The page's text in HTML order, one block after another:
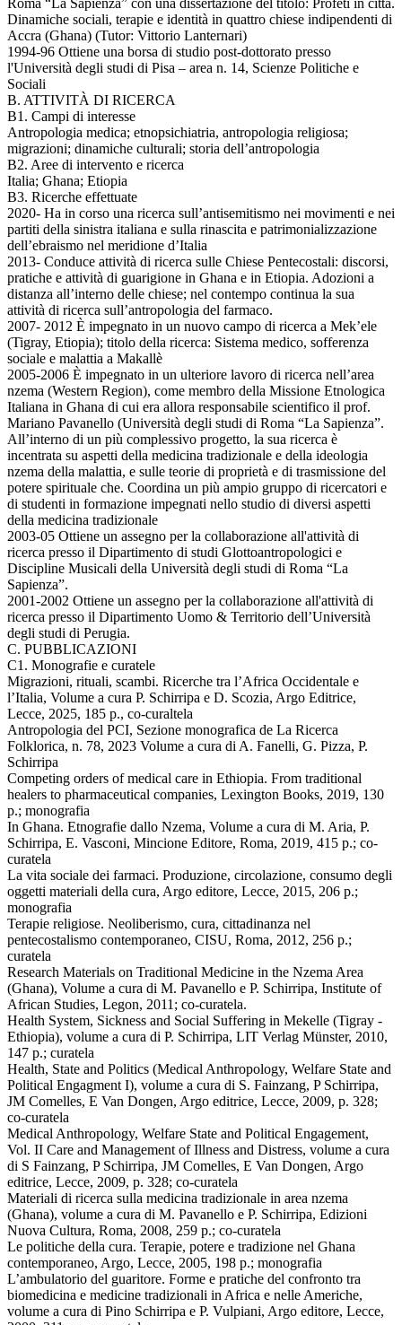
Dinamiche sociali, terapie e identità in quattro chiese indipendenti di
Accra (Ghana) (Tutor: Vittorio Lanternari)
1994-96 Ottiene una borsa di studio post-dottorato presso
l'Università degli studi di Pisa – area n. 14, Scienze Politiche e
Sociali
B. ATTIVITÀ DI RICERCA
B1. Campi di interesse
Antropologia medica; etnopsichiatria, antropologia religiosa;
migrazioni; dinamiche culturali; storia dell’antropologia
B2. Aree di intervento e ricerca
Italia; Ghana; Etiopia
B3. Ricerche effettuate
2020- Ha in corso una ricerca sull’antisemitismo nei movimenti e nei
partiti della sinistra italiana e sulla rinascita e patrimonializzazione
dell’ebraismo nel meridione d’Italia
2013- Conduce attività di ricerca sulle Chiese Pentecostali: discorsi,
pratiche e attività di guarigione in Ghana e in Etiopia. Adozioni a
distanza all’interno delle chiese; nel contempo continua la sua
attività di ricerca sull’antropologia del farmaco.
2007- 2012 È impegnato in un nuovo campo di ricerca a Mek’ele
(Tigray, Etiopia); titolo della ricerca: Sistema medico, sofferenza
sociale e malattia a Makallè
2005-2006 È impegnato in un ulteriore lavoro di ricerca nell’area
nzema (Western Region), come membro della Missione Etnologica
Italiana in Ghana di cui era allora responsabile scientifico il prof.
Mariano Pavanello (Università degli studi di Roma “La Sapienza”.
All’interno di un più complessivo progetto, la sua ricerca è
incentrata su aspetti della medicina tradizionale e della ideologia
nzema della malattia, e sulle teorie di proprietà e di trasmissione del
potere spirituale che. Coordina un più ampio gruppo di ricercatori e
di studenti in formazione impegnati nello studio di diversi aspetti
della medicina tradizionale
2003-05 Ottiene un assegno per la collaborazione all'attività di
ricerca presso il Dipartimento di studi Glottoantropologici e
Discipline Musicali della Università degli studi di Roma “La
Sapienza”.
2001-2002 Ottiene un assegno per la collaborazione all'attività di
ricerca presso il Dipartimento Uomo & Territorio dell’Università
degli studi di Perugia.
C. PUBBLICAZIONI
C1. Monografie e curatele
Migrazioni, rituali, scambi. Ricerche tra l’Africa Occidentale e
l’Italia, Volume a cura P. Schirripa e D. Scozia, Argo Editrice,
Lecce, 2025, 185 p., co-curaltela
Antropologia del PCI, Sezione monografica de La Ricerca
Folklorica, n. 78, 2023 Volume a cura di A. Fanelli, G. Pizza, P.
Schirripa
Competing orders of medical care in Ethiopia. From traditional
healers to pharmaceutical companies, Lexington Books, 2019, 130
p.; monografia
In Ghana. Etnografie dallo Nzema, Volume a cura di M. Aria, P.
Schirripa, E. Vasconi, Mincione Editore, Roma, 2019, 415 p.; co-
curatela
La vita sociale dei farmaci. Produzione, circolazione, consumo degli
oggetti materiali della cura, Argo editore, Lecce, 2015, 206 p.;
monografia
Terapie religiose. Neoliberismo, cura, cittadinanza nel
pentecostalismo contemporaneo, CISU, Roma, 2012, 256 p.;
curatela
Research Materials on Traditional Medicine in the Nzema Area
(Ghana), Volume a cura di M. Pavanello e P. Schirripa, Institute of
African Studies, Legon, 2011; co-curatela.
Health System, Sickness and Social Suffering in Mekelle (Tigray -
Ethiopia), volume a cura di P. Schirripa, LIT Verlag Münster, 2010,
147 p.; curatela
Health, State and Politics (Medical Anthropology, Welfare State and
Political Engagment I), volume a cura di S. Fainzang, P Schirripa,
JM Comelles, E Van Dongen, Argo editrice, Lecce, 2009, p. 328;
co-curatela
Medical Anthropology, Welfare State and Political Engagement,
Vol. II Care and Management of Illness and Distress, volume a cura
di S Fainzang, P Schirripa, JM Comelles, E Van Dongen, Argo
editrice, Lecce, 2009, p. 328; co-curatela
Materiali di ricerca sulla medicina tradizionale in area nzema
(Ghana), volume a cura di M. Pavanello e P. Schirripa, Edizioni
Nuova Cultura, Roma, 2008, 259 p.; co-curatela
Le politiche della cura. Terapie, potere e tradizione nel Ghana
contemporaneo, Argo, Lecce, 2005, 198 p.; monografia
L’ambulatorio del guaritore. Forme e pratiche del confronto tra
biomedicina e medicine tradizionali in Africa e nelle Americhe,
volume a cura di Pino Schirripa e P. Vulpiani, Argo editore, Lecce,